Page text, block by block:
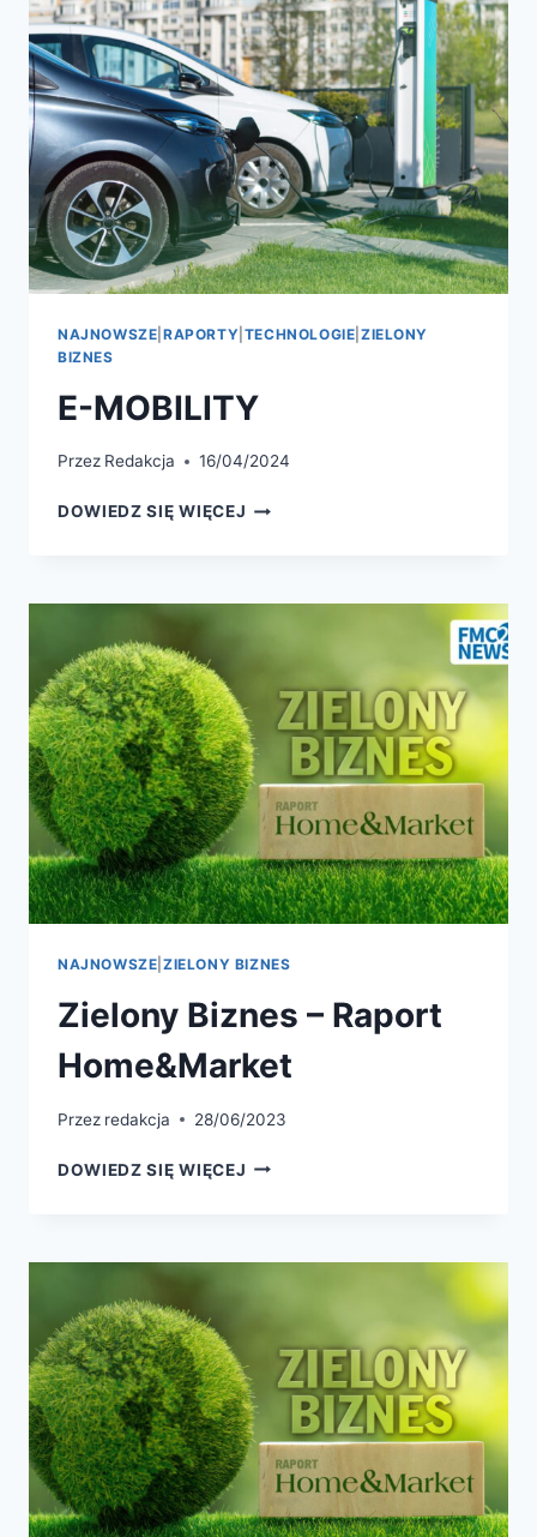
NAJNOWSZE RAPORTY TECHNOLOGIE ZIELONY
BIZNES
E-MOBILITY
Przez Redakcja 16/04/2024
DOWIEDZ SIĘ WIĘCEJ
NAJNOWSZE ZIELONY BIZNES
Zielony Biznes – Raport
Home&Market
Przez redakcja 28/06/2023
DOWIEDZ SIĘ WIĘCEJ